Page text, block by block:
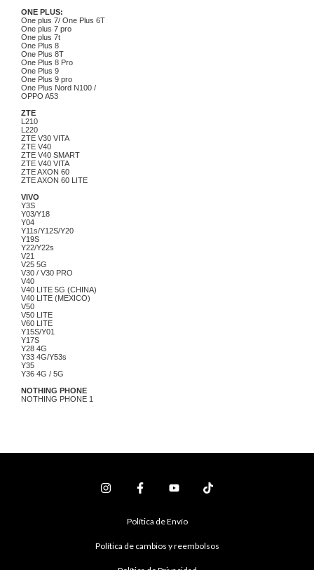
ONE PLUS:
One plus 7/ One Plus 6T
One plus 7 pro
One plus 7t
One Plus 8
One Plus 8T
One Plus 8 Pro
One Plus 9
One Plus 9 pro
One Plus Nord N100 /
OPPO A53
ZTE
L210
L220
ZTE V30 VITA
ZTE V40
ZTE V40 SMART
ZTE V40 VITA
ZTE AXON 60
ZTE AXON 60 LITE
VIVO
Y3S
Y03/Y18
Y04
Y11s/Y12S/Y20
Y19S
Y22/Y22s
V21
V25 5G
V30 / V30 PRO
V40
V40 LITE 5G (CHINA)
V40 LITE (MEXICO)
V50
V50 LITE
V60 LITE
Y15S/Y01
Y17S
Y28 4G
Y33 4G/Y53s
Y35
Y36 4G / 5G
NOTHING PHONE
NOTHING PHONE 1
Política de Envío
Política de cambios y reembolsos